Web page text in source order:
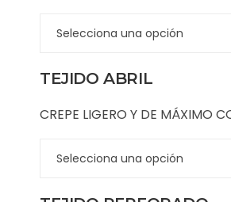
TEJIDO ABRIL
CREPE LIGERO Y DE MÁXIMO